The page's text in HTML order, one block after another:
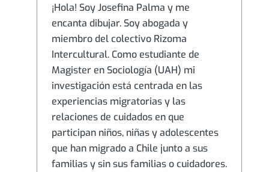
¡Hola! Soy Josefina Palma y me
encanta dibujar. Soy abogada y
miembro del colectivo Rizoma
Intercultural. Como estudiante de
Magister en Sociología (UAH) mi
investigación está centrada en las
experiencias migratorias y las
relaciones de cuidados en que
participan niños, niñas y adolescentes
que han migrado a Chile junto a sus
familias y sin sus familias o cuidadores.